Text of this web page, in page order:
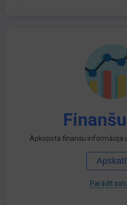
Apkopota finanšu informācija
Parādīt